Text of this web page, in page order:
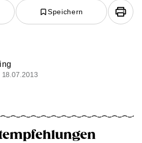
Speichern